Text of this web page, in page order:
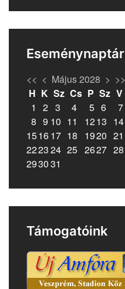
Eseménynaptár
<< < Május 2028 > >>
H K Sz Cs P Sz V
1
2 3 4 5 6
7
8 9 10 11 1213 14
151617 18 1920 21
222324 25 2627 28
293031
Támogatóink